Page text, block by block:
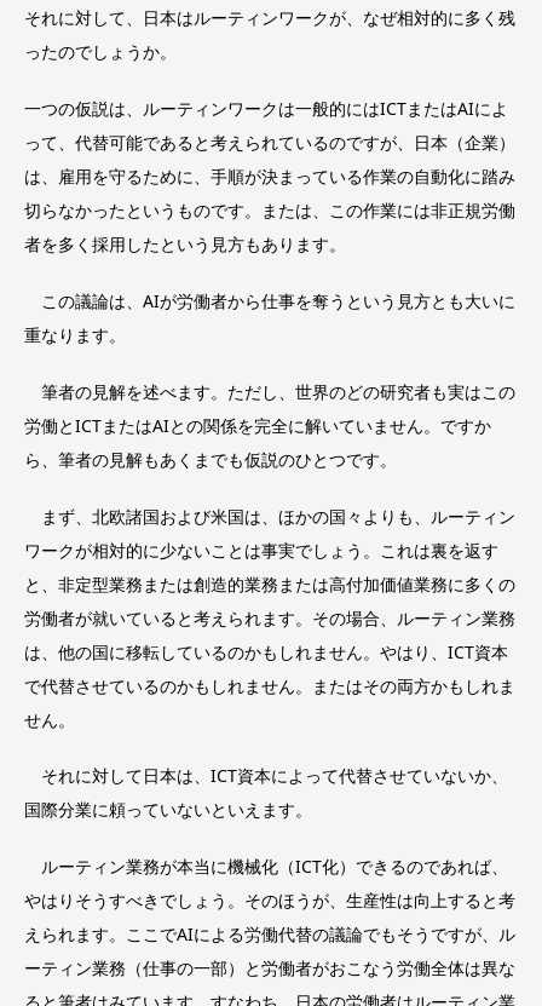
それに対して、日本はルーティンワークが、なぜ相対的に多く残
ったのでしょうか。
一つの仮説は、ルーティンワークは一般的にはICTまたはAIによ
って、代替可能であると考えられているのですが、日本（企業）
は、雇用を守るために、手順が決まっている作業の自動化に踏み
切らなかったというものです。または、この作業には非正規労働
者を多く採用したという見方もあります。
この議論は、AIが労働者から仕事を奪うという見方とも大いに
重なります。
筆者の見解を述べます。ただし、世界のどの研究者も実はこの
労働とICTまたはAIとの関係を完全に解いていません。ですか
ら、筆者の見解もあくまでも仮説のひとつです。
まず、北欧諸国および米国は、ほかの国々よりも、ルーティン
ワークが相対的に少ないことは事実でしょう。これは裏を返す
と、非定型業務または創造的業務または高付加価値業務に多くの
労働者が就いていると考えられます。その場合、ルーティン業務
は、他の国に移転しているのかもしれません。やはり、ICT資本
で代替させているのかもしれません。またはその両方かもしれま
せん。
それに対して日本は、ICT資本によって代替させていないか、
国際分業に頼っていないといえます。
ルーティン業務が本当に機械化（ICT化）できるのであれば、
やはりそうすべきでしょう。そのほうが、生産性は向上すると考
えられます。ここでAIによる労働代替の議論でもそうですが、ル
ーティン業務（仕事の一部）と労働者がおこなう労働全体は異な